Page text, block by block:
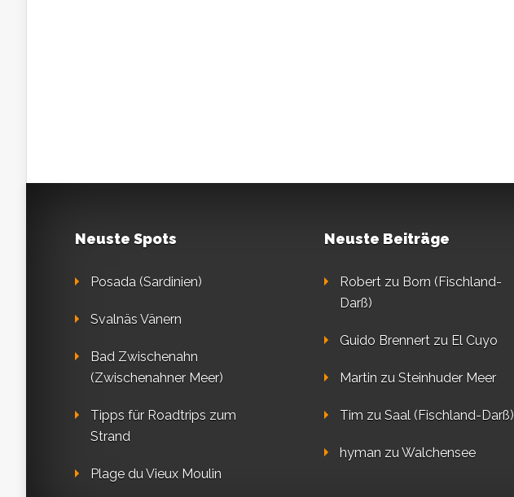
Neuste Spots
Posada (Sardinien)
Svalnäs Vänern
Bad Zwischenahn
(Zwischenahner Meer)
Tipps für Roadtrips zum
Strand
Plage du Vieux Moulin
Neuste Beiträge
Robertzu Born (Fischland-
Darß)
Guido Brennertzu El Cuyo
Martin zu Steinhuder Meer
Tim zu Saal (Fischland-Darß)
hyman zuWalchensee